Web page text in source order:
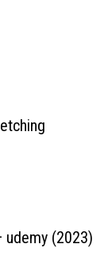
udemy (2023)